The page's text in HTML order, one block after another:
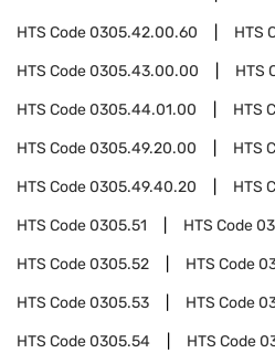
HTS Code0305.42.00.60 HTS
HTS Code0305.43.00.00 HTS
HTS Code0305.44.01.00 HTS
HTS Code0305.49.20.00 HTS
HTS Code0305.49.40.20 HTS
HTS Code0305.51 HTS Code
HTS Code0305.52 HTS Code
HTS Code0305.53 HTS Code
HTS Code0305.54 HTS Code